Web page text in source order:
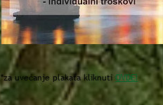
*za uvećanje plakata kliknuti OVDE!